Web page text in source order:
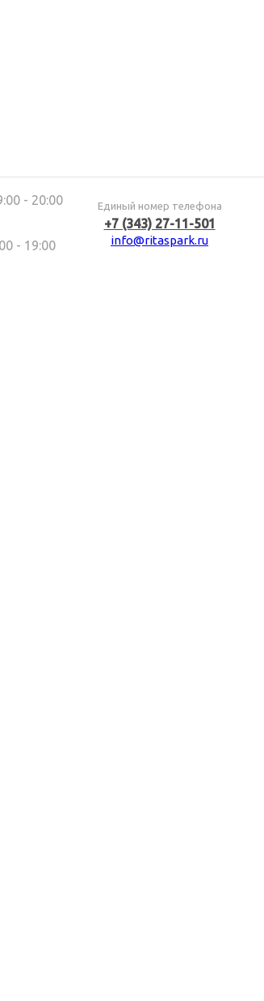
- 20:00
- 19:00
Единый номер телефона
+7 (343) 27-11-501
info@ritaspark.ru